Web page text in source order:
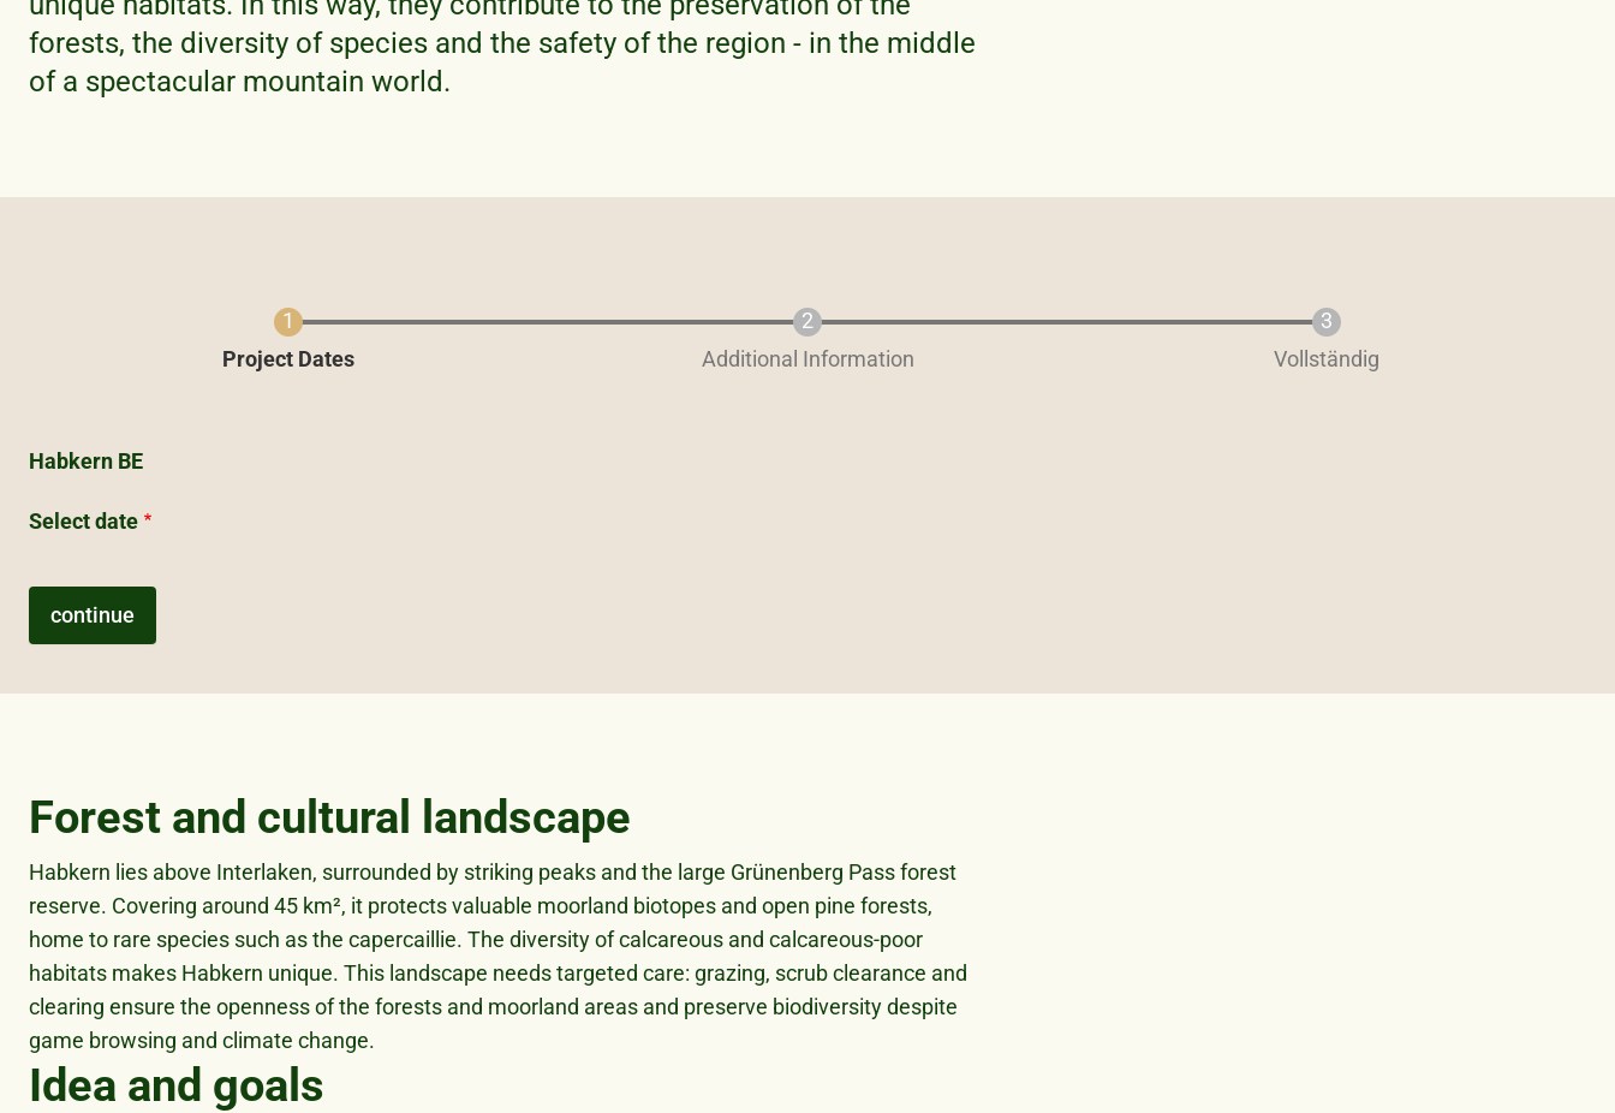
forests, the diversity of species and the safety of the region - in the middle
of a spectacular mountain world.
Current
Project Dates Additional Information Vollständig
Habkern BE
Select date
Forest and cultural landscape
Habkern lies above Interlaken, surrounded by striking peaks and the large Grünenberg Pass forest
reserve. Covering around 45 km², it protects valuable moorland biotopes and open pine forests,
home to rare species such as the capercaillie. The diversity of calcareous and calcareous-poor
habitats makes Habkern unique. This landscape needs targeted care: grazing, scrub clearance and
clearing ensure the openness of the forests and moorland areas and preserve biodiversity despite
game browsing and climate change.
Idea and goals